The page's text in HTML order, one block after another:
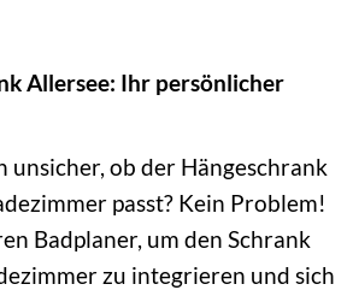
Allersee: Ihr persönlicher
unsicher, ob der Hängeschrank
passt? Kein Problem!
Badplaner, um den Schrank
zu integrieren und sich